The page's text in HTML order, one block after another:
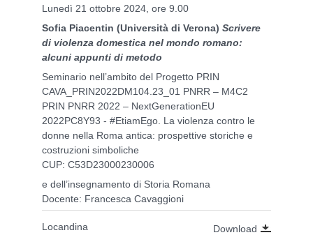
Lunedì 21 ottobre 2024, ore 9.00
Sofia Piacentin (Università di Verona) Scrivere
di violenza domestica nel mondo romano:
alcuni appunti di metodo
Seminario nell’ambito del Progetto PRIN
CAVA_PRIN2022DM104.23_01 PNRR – M4C2
PRIN PNRR 2022 – NextGenerationEU
2022PC8Y93 - #EtiamEgo. La violenza contro le
donne nella Roma antica: prospettive storiche e
costruzioni simboliche
CUP: C53D23000230006
e dell’insegnamento di Storia Romana
Docente: Francesca Cavaggioni
Locandina Download